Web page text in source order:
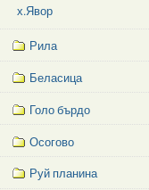
х.Явор
Рила
Беласица
Голо бърдо
Осогово
Руй планина